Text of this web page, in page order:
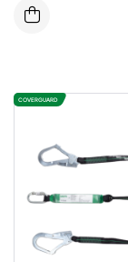
COVERGUARD